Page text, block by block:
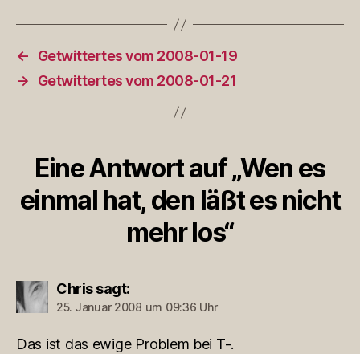
←
Getwittertes vom 2008-01-19
→
Getwittertes vom 2008-01-21
Eine Antwort auf „Wen es
einmal hat, den läßt es nicht
mehr los“
Chris sagt:
25. Januar 2008 um 09:36 Uhr
Das ist das ewige Problem bei T-.